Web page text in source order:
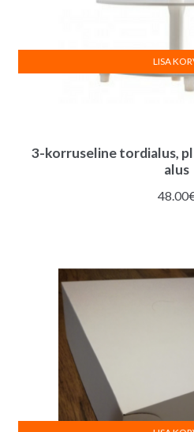
3-korruseline tordialus,
alus
48.00
LISA